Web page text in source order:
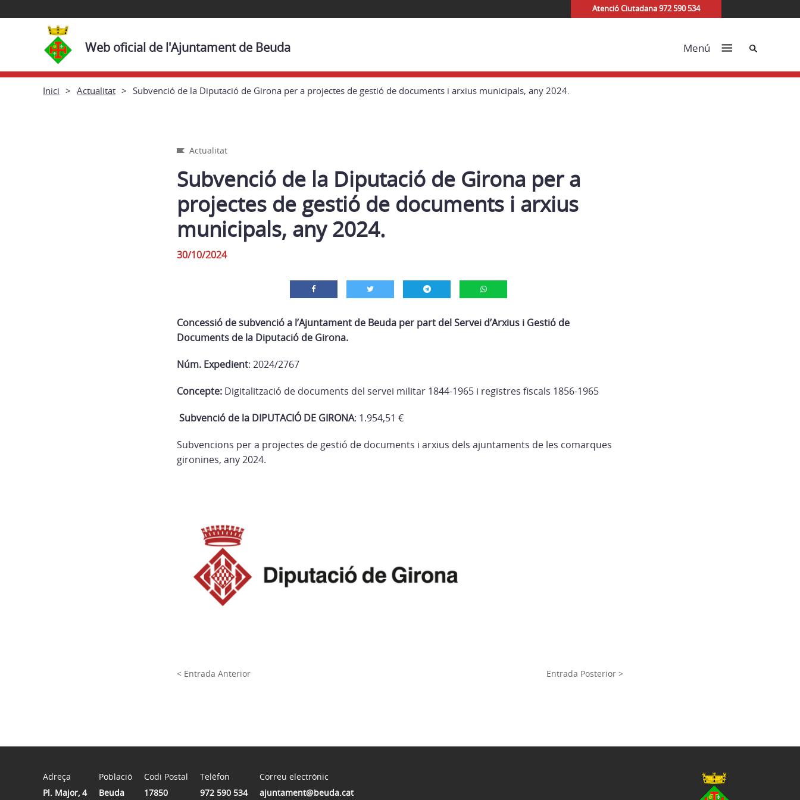
Atenció Ciutadana 972 590 534
Web oficial de l'Ajuntament de Beuda Menú Cerca
Inici Actualitat Subvenció de la Diputació de Girona per a projectes de gestió de documents i arxius municipals, any 2024.
Actualitat
Subvenció de la Diputació de Girona per a
projectes de gestió de documents i arxius
municipals, any 2024.
30/10/2024
Concessió de subvenció a l’Ajuntament de Beuda per part del Servei d’Arxius i Gestió de
Documents de la Diputació de Girona.
Núm. Expedient: 2024/2767
Concepte: Digitalització de documents del servei militar 1844-1965 i registres fiscals 1856-1965
Subvenció de la DIPUTACIÓ DE GIRONA: 1.954,51 €
Subvencions per a projectes de gestió de documents i arxius dels ajuntaments de les comarques
gironines, any 2024.
< Entrada Anterior Entrada Posterior >
Adreça
Pl. Major, 4
Població
Beuda
Codi Postal
17850
Telèfon
972 590 534
Correu electrònic
ajuntament@beuda.cat